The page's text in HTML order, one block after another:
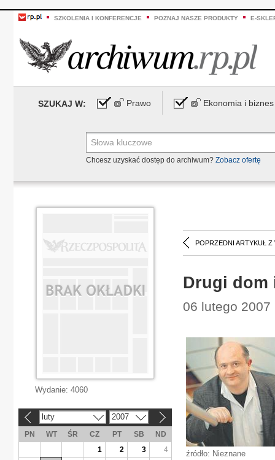
SZKOLENIA I KONFERENCJE POZNAJ NASZE PRODUKTY E-
SZUKAJ W: Prawo Ekonomia i biznes
Chcesz uzyskać dostęp do archiwum? Zobacz ofertę
POPRZEDNI ARTYKUŁ Z
Drugi dom
06 lutego
źródło: Nieznane
Wydanie: 4060
luty 2007
PN WT ŚR CZ PT SB
ND
1
2 3
4